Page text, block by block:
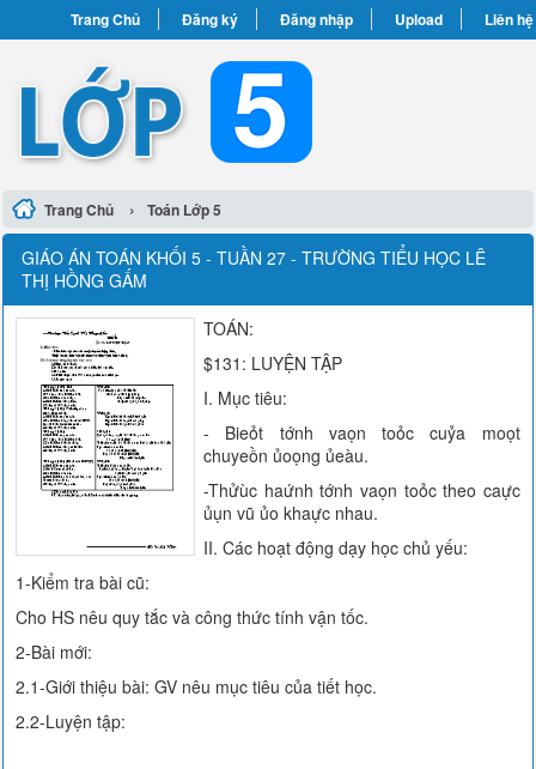
Trang Chủ Đăng ký Đăng nhập Upload Liên hệ
Trang Chủ › Toán Lớp 5
GIÁO ÁN TOÁN KHỐI 5 - TUẦN 27 - TRƯỜNG TIỂU HỌC LÊ
THỊ HỒNG GẤM
TOÁN:
$131: LUYỆN TẬP
I. Mục tiêu:
- Bieỏt tớnh vaọn toỏc cuỷa moọt
chuyeồn ủoọng ủeàu.
-Thửùc haứnh tớnh vaọn toỏc theo caực
ủụn vũ ủo khaực nhau.
II. Các hoạt động dạy học chủ yếu:
1-Kiểm tra bài cũ:
Cho HS nêu quy tắc và công thức tính vận tốc.
2-Bài mới:
2.1-Giới thiệu bài: GV nêu mục tiêu của tiết học.
2.2-Luyện tập: